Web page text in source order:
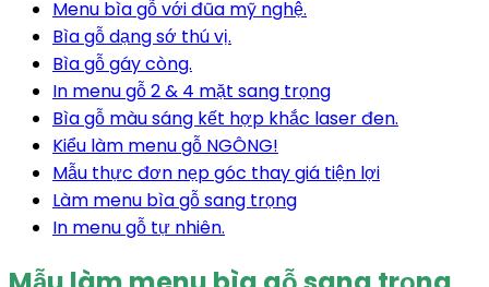
Menu bìa gỗ với đũa mỹ nghệ.
Bìa gỗ dạng sớ thú vị.
Bìa gỗ gáy còng.
In menu gỗ 2 & 4 mặt sang trọng
Bìa gỗ màu sáng kết hợp khắc laser đen.
Kiểu làm menu gỗ NGÔNG!
Mẫu thực đơn nẹp góc thay giá tiện lợi
Làm menu bìa gỗ sang trọng
In menu gỗ tự nhiên.